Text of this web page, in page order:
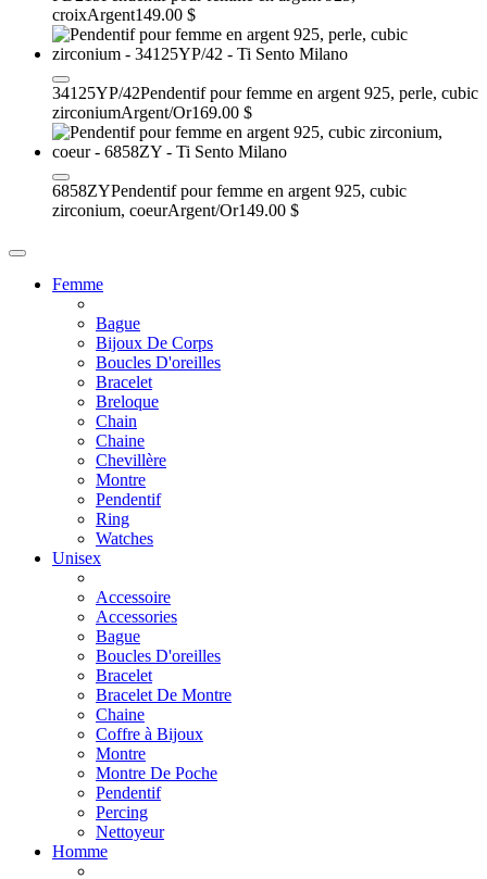
croixArgent149.00 $
34125YP/42Pendentif pour femme en argent 925, perle, cubic
zirconiumArgent/Or169.00 $
6858ZYPendentif pour femme en argent 925, cubic
zirconium, coeurArgent/Or149.00 $
Femme
Bague
Bijoux De Corps
Boucles D'oreilles
Bracelet
Breloque
Chain
Chaine
Chevillère
Montre
Pendentif
Ring
Watches
Unisex
Accessoire
Accessories
Bague
Boucles D'oreilles
Bracelet
Bracelet De Montre
Chaine
Coffre à Bijoux
Montre
Montre De Poche
Pendentif
Percing
Nettoyeur
Homme